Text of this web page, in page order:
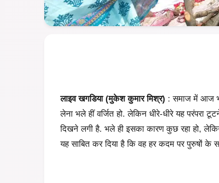
लाइव खगडिया (मुकेश कुमार मिश्र) : समाज में आज
लेना भले हीं वर्जित हो. लेकिन धीरे-धीरे यह परंपरा
दिखने लगी है. भले ही इसका कारण कुछ रहा हो,
यह साबित कर दिया है कि वह हर कदम पर पुरुषों के